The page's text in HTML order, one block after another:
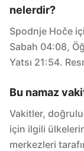
nelerdir?
Spodnje Hoče
Sabah 04:08,
Yatsı 21:54.
Bu namaz
Vakitler,
için ilgili
merkezleri